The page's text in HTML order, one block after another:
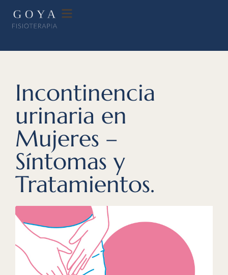
Incontinencia
urinaria en
Mujeres –
Síntomas y
Tratamientos.